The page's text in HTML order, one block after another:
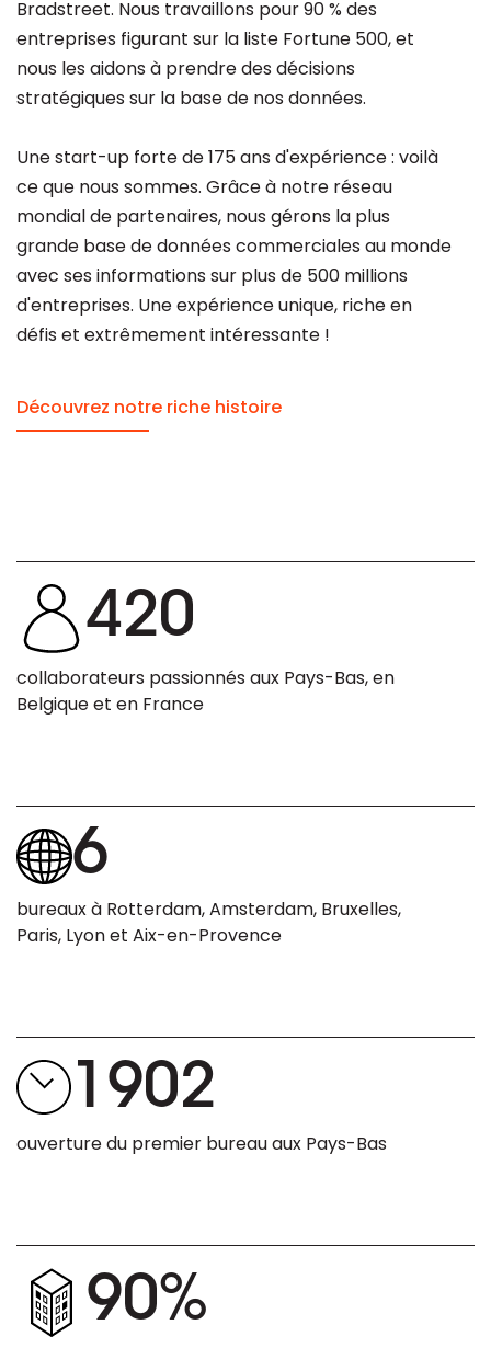
Bradstreet. Nous travaillons pour 90 % des
entreprises figurant sur la liste Fortune 500, et
nous les aidons à prendre des décisions
stratégiques sur la base de nos données.
Une start-up forte de 175 ans d'expérience : voilà
ce que nous sommes. Grâce à notre réseau
mondial de partenaires, nous gérons la plus
grande base de données commerciales au monde
avec ses informations sur plus de 500 millions
d'entreprises. Une expérience unique, riche en
défis et extrêmement intéressante !
Découvrez notre riche histoire
420
collaborateurs passionnés aux Pays-Bas, en
Belgique et en France
6
bureaux à Rotterdam, Amsterdam, Bruxelles,
Paris, Lyon et Aix-en-Provence
1902
ouverture du premier bureau aux Pays-Bas
90%